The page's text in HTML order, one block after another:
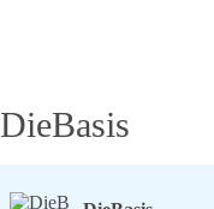
DieBasis